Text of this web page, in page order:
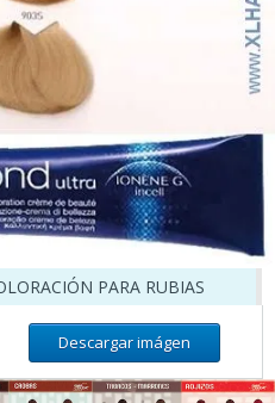
PARA RUBIAS
Descargar imágen